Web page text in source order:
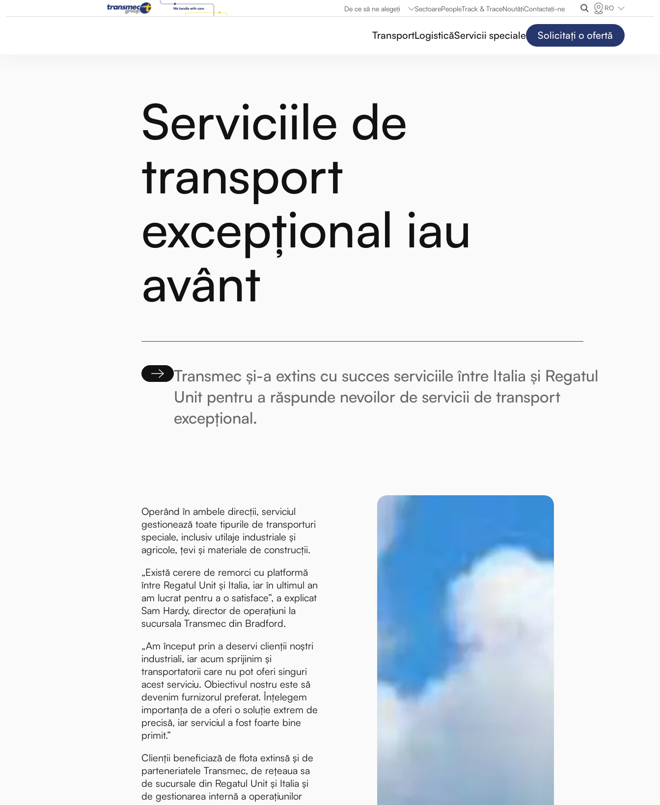
De ce să ne alegeți SectoarePeopleTrack & TraceNoutățiContactaţi-ne RO
TransportLogisticăServicii speciale Solicitați o ofertă
Serviciile de
transport
excepțional iau
avânt
Transmec și-a extins cu succes serviciile între Italia și Regatul
Unit pentru a răspunde nevoilor de servicii de transport
excepțional.
Operând în ambele direcții, serviciul
gestionează toate tipurile de transporturi
speciale, inclusiv utilaje industriale și
agricole, țevi și materiale de construcții.
„Există cerere de remorci cu platformă
între Regatul Unit și Italia, iar în ultimul an
am lucrat pentru a o satisface”, a explicat
Sam Hardy, director de operațiuni la
sucursala Transmec din Bradford.
„Am început prin a deservi clienții noștri
industriali, iar acum sprijinim și
transportatorii care nu pot oferi singuri
acest serviciu. Obiectivul nostru este să
devenim furnizorul preferat. Înțelegem
importanța de a oferi o soluție extrem de
precisă, iar serviciul a fost foarte bine
primit.”
Clienții beneficiază de flota extinsă și de
parteneriatele Transmec, de rețeaua sa
de sucursale din Regatul Unit și Italia și
de gestionarea internă a operațiunilor